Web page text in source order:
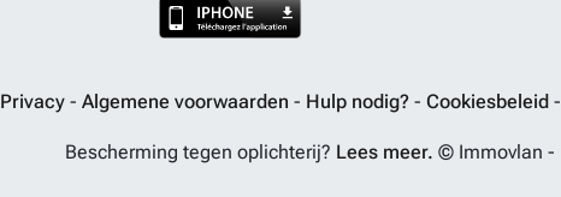
Privacy - Algemene voorwaarden - Hulp nodig? - Cookiesbeleid -
Bescherming tegen oplichterij? Lees meer. © Immovlan -